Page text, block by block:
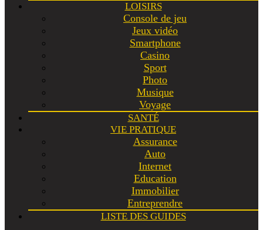
LOISIRS
Console de jeu
Jeux vidéo
Smartphone
Casino
Sport
Photo
Musique
Voyage
SANTÉ
VIE PRATIQUE
Assurance
Auto
Internet
Education
Immobilier
Entreprendre
LISTE DES GUIDES